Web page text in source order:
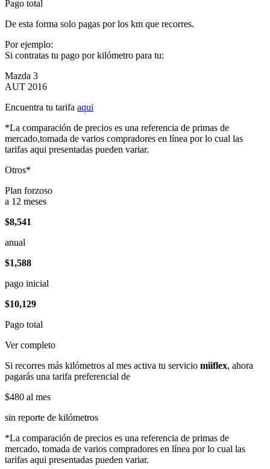
Pago total
De esta forma solo pagas por los km que recorres.
Por ejemplo:
Si contratas tu pago por kilómetro para tu:
Mazda 3
AUT 2016
Encuentra tu tarifa aqui
*La comparación de precios es una referencia de primas de
mercado,tomada de varios compradores en línea por lo cual las
tarifas aqui presentadas pueden variar.
Otros*
Plan forzoso
a 12 meses
$8,541
anual
$1,588
pago inicial
$10,129
Pago total
Ver completo
Si recorres más kilómetros al mes activa tu servicio miiflex, ahora
pagarás una tarifa preferencial de
$480 al mes
sin reporte de kilómetros
*La comparación de precios es una referencia de primas de
mercado, tomada de varios compradores en línea por lo cual las
tarifas aqui presentadas pueden variar.